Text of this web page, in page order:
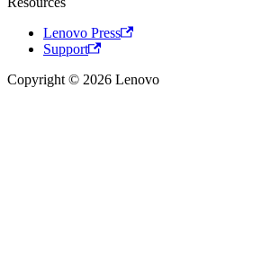
Lenovo Press
Support
Copyright © 2026 Lenovo